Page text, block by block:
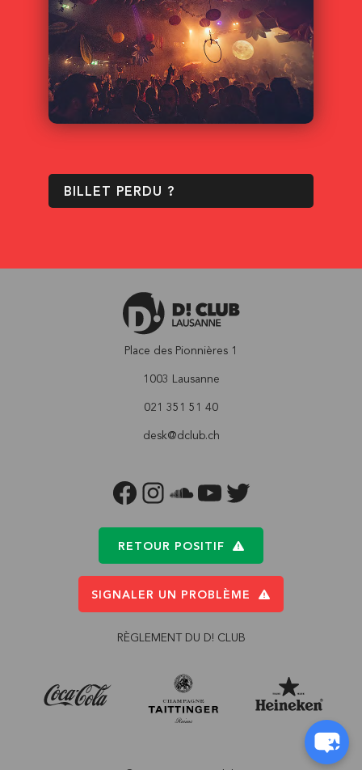
BILLET PERDU ?
Place des Pionnières 1
1003 Lausanne
021 351 51 40
desk@dclub.ch
FACEBOOKINSTAGRAM
SOUNDCLOUD
YOUTUBETWITTER
RETOUR POSITIF
SIGNALER UN PROBLÈME
RÈGLEMENT DU D! CLUB